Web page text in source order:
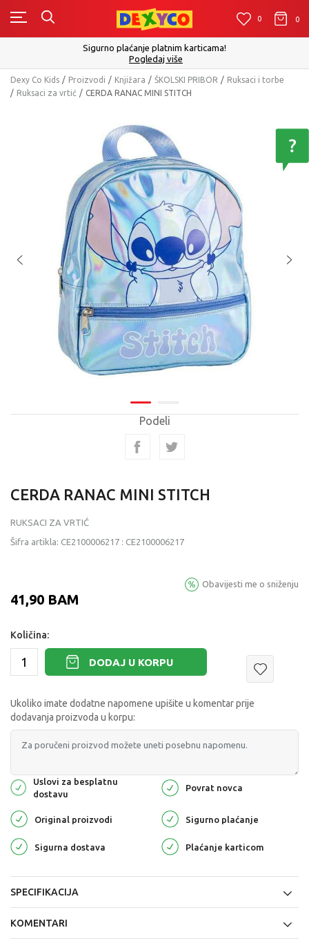
0 0
Sigurno plaćanje platnim karticama!
Pogledaj više
Dexy Co Kids Proizvodi Knjižara ŠKOLSKI PRIBOR
Ruksaci i torbe
Ruksaci za vrtić
CERDA RANAC MINI STITCH
Podeli
CERDA RANAC MINI STITCH
RUKSACI ZA VRTIĆ
Šifra artikla: CE2100006217 : CE2100006217
41,90 BAM
Obavijesti me o sniženju
Količina:
DODAJ U KORPU
Ukoliko imate dodatne napomene upišite u komentar prije
dodavanja proizvoda u korpu:
Uslovi za besplatnu
dostavu
Povrat novca
Original proizvodi Sigurno plaćanje
Sigurna dostava Plaćanje karticom
SPECIFIKACIJA
KOMENTARI